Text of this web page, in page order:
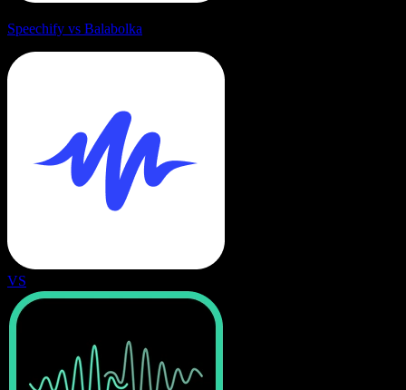
Speechify vs Balabolka
VS